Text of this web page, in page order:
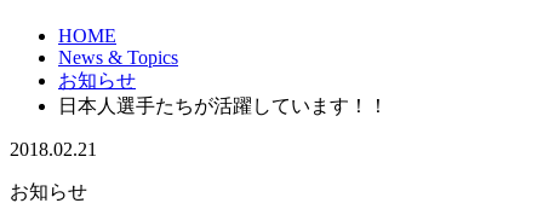
HOME
News & Topics
お知らせ
日本人選手たちが活躍しています！！
2018.02.21
お知らせ